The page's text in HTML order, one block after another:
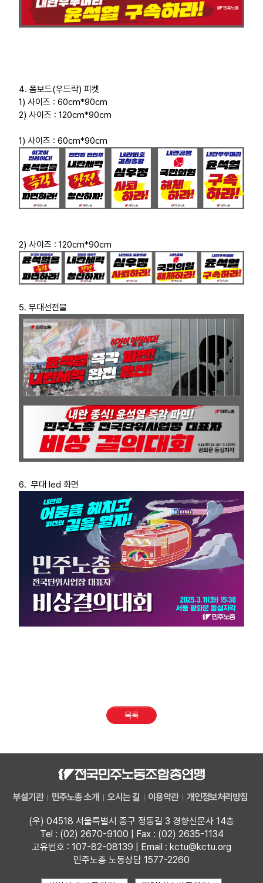
4. 폼보드(우드락) 피켓
1) 사이즈 : 60cm*90cm
2) 사이즈 : 120cm*90cm
1) 사이즈 : 60cm*90cm
2) 사이즈 : 120cm*90cm
5. 무대선전물
6. 무대 led 화면
목록
부설기관 민주노총 소개 오시는 길 이용약관 개인정보처리방침
(우) 04518 서울특별시 중구 정동길 3 경향신문사 14층
Tel : (02) 2670-9100 | Fax : (02) 2635-1134
고유번호 : 107-82-08139 | Email : kctu@kctu.org
민주노총 노동상담 1577-2260